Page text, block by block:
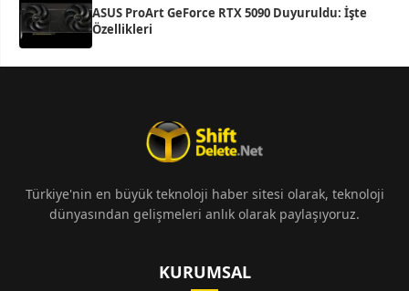
ASUS ProArt GeForce RTX 5090 Duyuruldu: İşte
Özellikleri
Türkiye'nin en büyük teknoloji haber sitesi olarak, teknoloji
dünyasından gelişmeleri anlık olarak paylaşıyoruz.
KURUMSAL